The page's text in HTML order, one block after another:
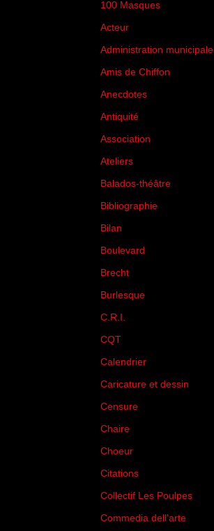
100 Masques
Acteur
Administration municipale
Amis de Chiffon
Anecdotes
Antiquité
Association
Ateliers
Balados-théâtre
Bibliographie
Bilan
Boulevard
Brecht
Burlesque
C.R.I.
CQT
Calendrier
Caricature et dessin
Censure
Chaire
Choeur
Citations
Collectif Les Poulpes
Commedia dell'arte